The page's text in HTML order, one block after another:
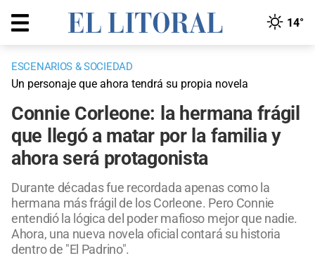
14°
ESCENARIOS & SOCIEDAD
Un personaje que ahora tendrá su propia novela
Connie Corleone: la hermana frágil
que llegó a matar por la familia y
ahora será protagonista
Durante décadas fue recordada apenas como la
hermana más frágil de los Corleone. Pero Connie
entendió la lógica del poder mafioso mejor que nadie.
Ahora, una nueva novela oficial contará su historia
dentro de "El Padrino".